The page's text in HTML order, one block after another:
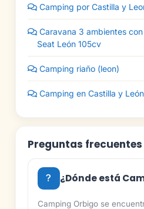
Camping por Castilla y
Caravana 3 ambientes con
Seat León 105cv
Camping riaño (leon)
Camping en Castilla y
Preguntas frecuentes
¿Dónde está
Camping Orbigo se